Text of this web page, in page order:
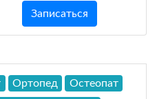
Записаться
Ортопед
Остеопат